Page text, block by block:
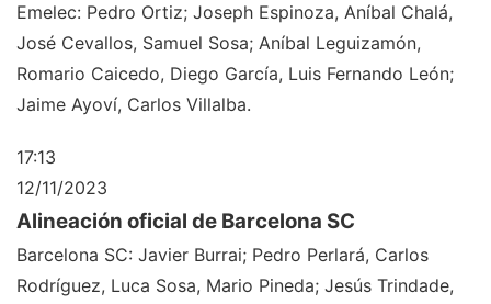
Emelec: Pedro Ortiz; Joseph Espinoza, Aníbal Chalá,
José Cevallos, Samuel Sosa; Aníbal Leguizamón,
Romario Caicedo, Diego García, Luis Fernando León;
Jaime Ayoví, Carlos Villalba.
17:13
12/11/2023
Alineación oficial de Barcelona SC
Barcelona SC: Javier Burrai; Pedro Perlará, Carlos
Rodríguez, Luca Sosa, Mario Pineda; Jesús Trindade,